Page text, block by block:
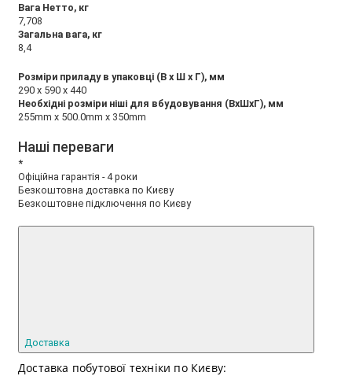
Вага Нетто, кг
7,708
Загальна вага, кг
8,4
Розміри приладу в упаковці (В х Ш х Г), мм
290 x 590 x 440
Необхідні розміри ніші для вбудовування (ВхШхГ), мм
255mm x 500.0mm x 350mm
Наші переваги
*
Офіційна гарантія - 4 роки
Безкоштовна доставка по Києву
Безкоштовне підключення по Києву
Доставка
Доставка побутової техніки по Києву: